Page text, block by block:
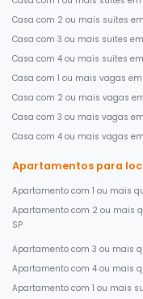
Casa com 2 ou mais suites
Casa com 3 ou mais suites
Casa com 4 ou mais suites
Casa com 1 ou mais vagas
Casa com 2 ou mais vagas
Casa com 3 ou mais vagas
Casa com 4 ou mais vagas
Apartamentos para
Apartamento com 1 ou mais
Apartamento com 2 ou mais
SP
Apartamento com 3 ou mais
Apartamento com 4 ou mais
Apartamento com 1 ou mais